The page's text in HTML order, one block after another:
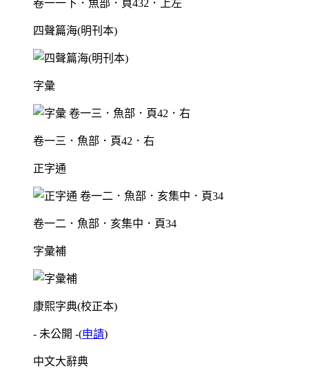
卷一一下．魚部．頁432．上左
四聲篇海(明刊本)
字彙
卷一三．魚部．頁42．右
正字通
卷一二．魚部．亥集中．頁34
字彙補
康熙字典(校正本)
- 未公開 -(申請)
中文大辭典